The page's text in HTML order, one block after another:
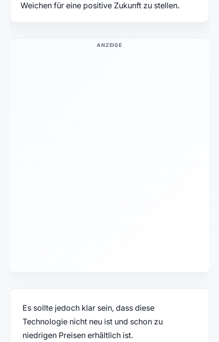
Weichen für eine positive Zukunft zu stellen.
ANZEIGE
Es sollte jedoch klar sein, dass diese
Technologie nicht neu ist und schon zu
niedrigen Preisen erhältlich ist.